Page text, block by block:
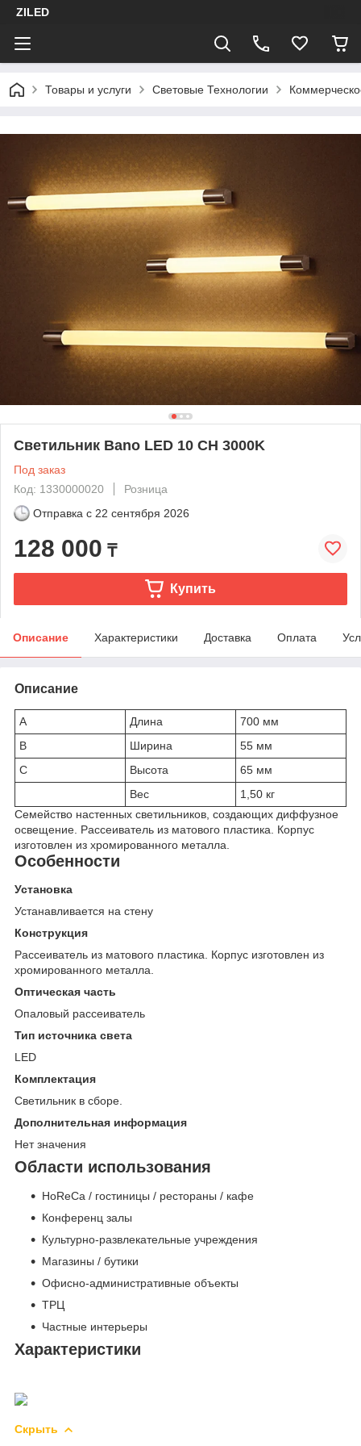
ZILED
Товары и услуги Световые Технологии
Светильник Bano LED 10 CH 3000K
Под заказ
Код: 1330000020
Розница
Отправка с 22 сентября 2026
128 000 ₸
Купить
Описание Характеристики Доставка Оплата
Описание
A Длина
700 мм
B
Ширина
55 мм
C
Высота
65 мм
Вес
1,50 кг
Семейство настенных светильников, создающих диффузное
освещение. Рассеиватель из матового пластика. Корпус
изготовлен из хромированного металла.
Особенности
Установка
Устанавливается на стену
Конструкция
Рассеиватель из матового пластика. Корпус изготовлен из
хромированного металла.
Оптическая часть
Опаловый рассеиватель
Тип источника света
LED
Комплектация
Светильник в сборе.
Дополнительная информация
Нет значения
Области использования
HoReCa / гостиницы / рестораны / кафе
Конференц залы
Культурно-развлекательные учреждения
Магазины / бутики
Офисно-административные объекты
ТРЦ
Частные интерьеры
Характеристики
Скрыть